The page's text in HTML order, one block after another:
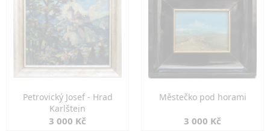
Petrovický Josef - Hrad
Karlštejn
3 000 Kč
Městečko pod horami
3 000 Kč